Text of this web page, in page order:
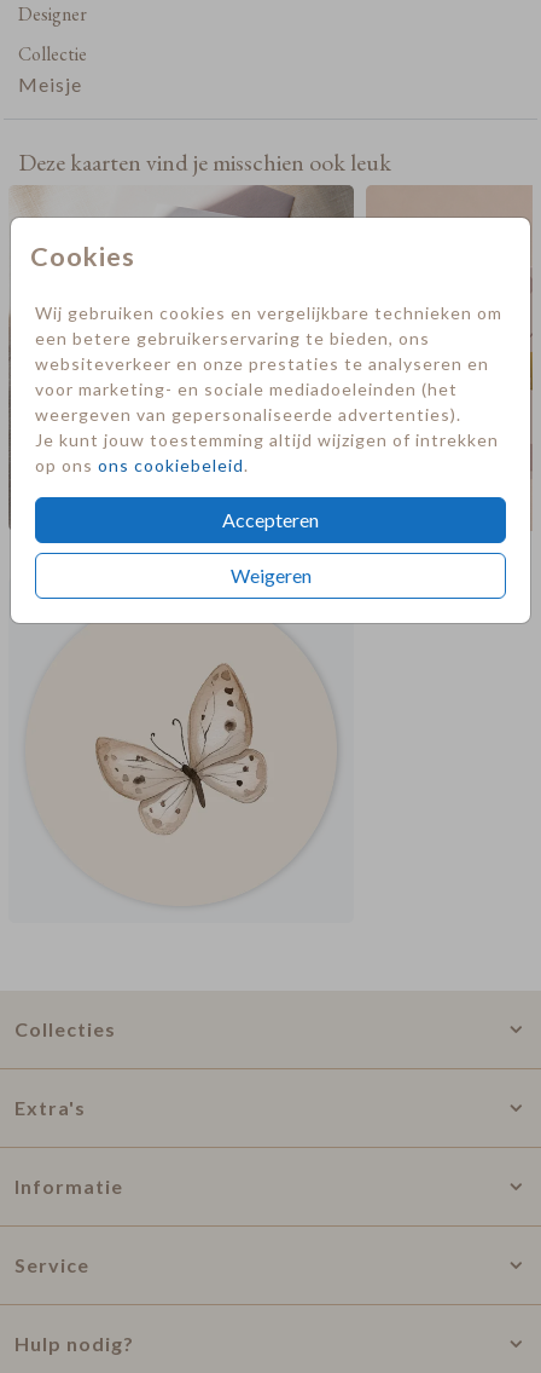
Cookies
Wij gebruiken cookies en vergelijkbare technieken om
een betere gebruikerservaring te bieden, ons
websiteverkeer en onze prestaties te analyseren en
voor marketing- en sociale mediadoeleinden (het
weergeven van gepersonaliseerde advertenties).
Je kunt jouw toestemming altijd wijzigen of intrekken
op ons ons cookiebeleid.
Accepteren
Weigeren
Designer
Collectie
Meisje
Deze kaarten vind je misschien ook leuk
Meer in deze stijl
Collecties
Extra's
Informatie
Service
Hulp nodig?